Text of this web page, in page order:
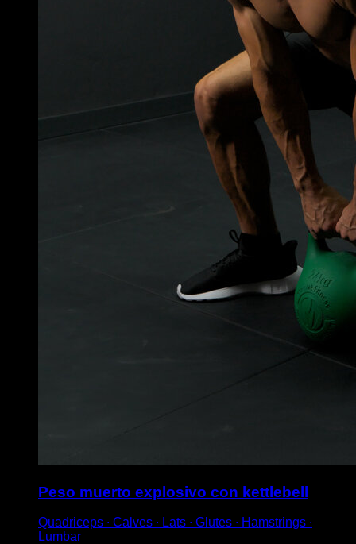
Peso muerto explosivo con kettlebell
Quadriceps ∙ Calves ∙ Lats ∙ Glutes ∙ Hamstrings ∙
Lumbar